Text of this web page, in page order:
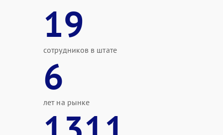
19
сотрудников в штате
6
лет на рынке